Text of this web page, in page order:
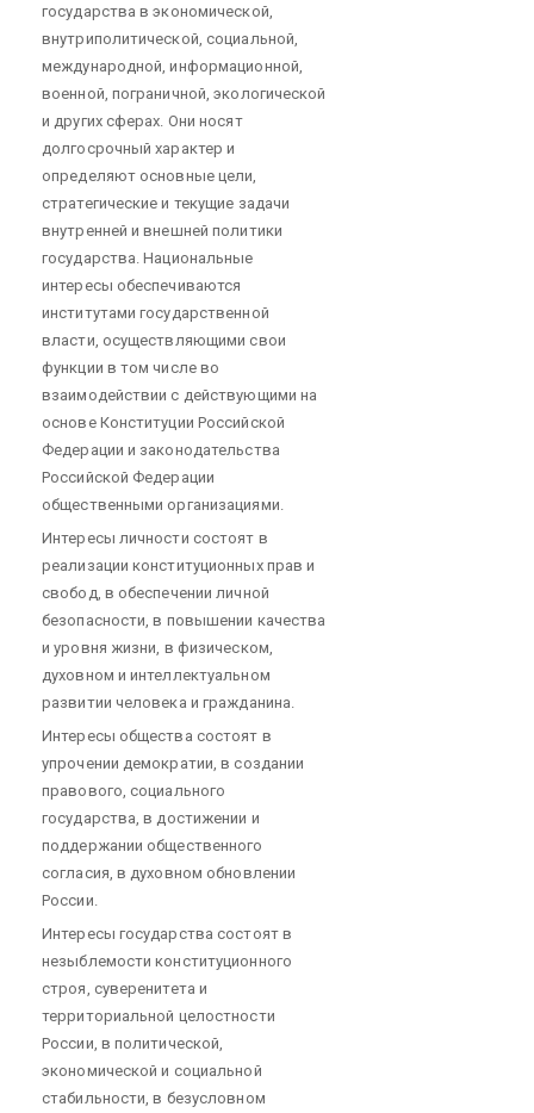
государства в экономической,
внутриполитической, социальной,
международной, информационной,
военной, пограничной, экологической
и других сферах. Они носят
долгосрочный характер и
определяют основные цели,
стратегические и текущие задачи
внутренней и внешней политики
государства. Национальные
интересы обеспечиваются
институтами государственной
власти, осуществляющими свои
функции в том числе во
взаимодействии с действующими на
основе Конституции Российской
Федерации и законодательства
Российской Федерации
общественными организациями.
Интересы личности состоят в
реализации конституционных прав и
свобод, в обеспечении личной
безопасности, в повышении качества
и уровня жизни, в физическом,
духовном и интеллектуальном
развитии человека и гражданина.
Интересы общества состоят в
упрочении демократии, в создании
правового, социального
государства, в достижении и
поддержании общественного
согласия, в духовном обновлении
России.
Интересы государства состоят в
незыблемости конституционного
строя, суверенитета и
территориальной целостности
России, в политической,
экономической и социальной
стабильности, в безусловном